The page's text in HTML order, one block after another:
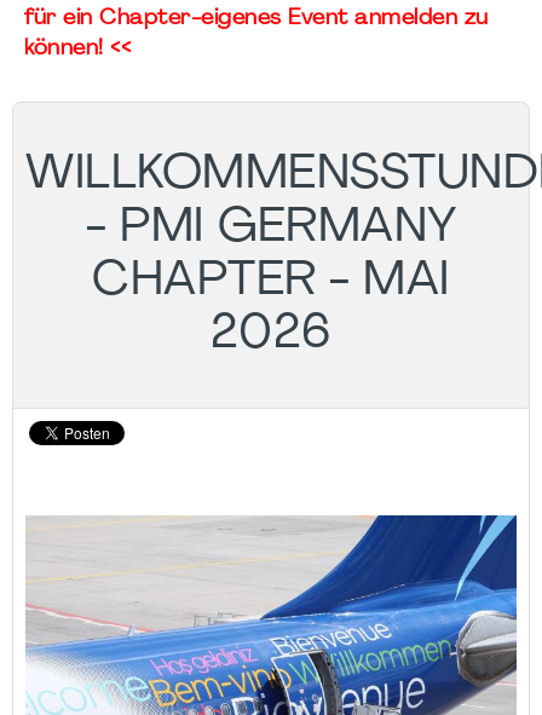
für ein Chapter-eigenes Event anmelden zu
können! <<
- PMI GERMANY
CHAPTER - MAI
2026